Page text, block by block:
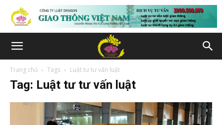
Trang chủ Tags Luật tư tư vấn luật
Tag: Luật tư tư vấn luật